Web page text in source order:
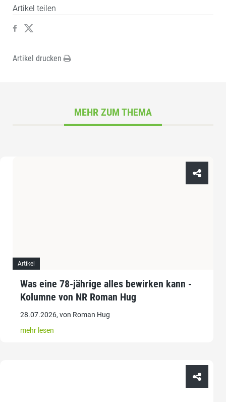
Artikel teilen
Artikel drucken
MEHR ZUM THEMA
Artikel
Was eine 78-jährige alles bewirken kann -
Kolumne von NR Roman Hug
28.07.2026, von Roman Hug
mehr lesen